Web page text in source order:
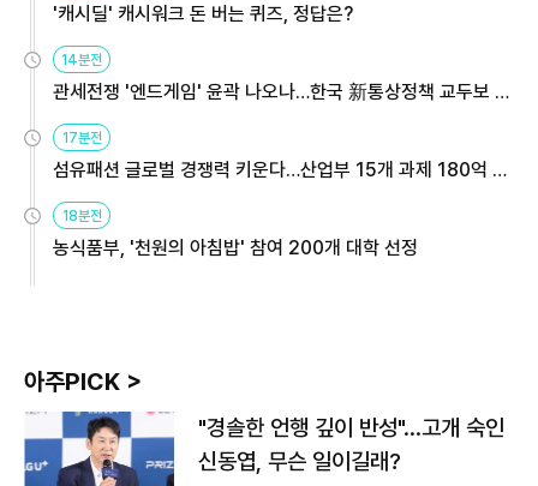
'캐시딜' 캐시워크 돈 버는 퀴즈, 정답은?
14분전
관세전쟁 '엔드게임' 윤곽 나오나…한국 新통상정책 교두보 활
용해야
17분전
섬유패션 글로벌 경쟁력 키운다…산업부 15개 과제 180억 지
원
18분전
농식품부, '천원의 아침밥' 참여 200개 대학 선정
아주PICK >
"경솔한 언행 깊이 반성"…고개 숙인
신동엽, 무슨 일이길래?